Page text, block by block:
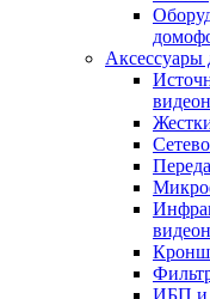
Аксессуары
ИБП и